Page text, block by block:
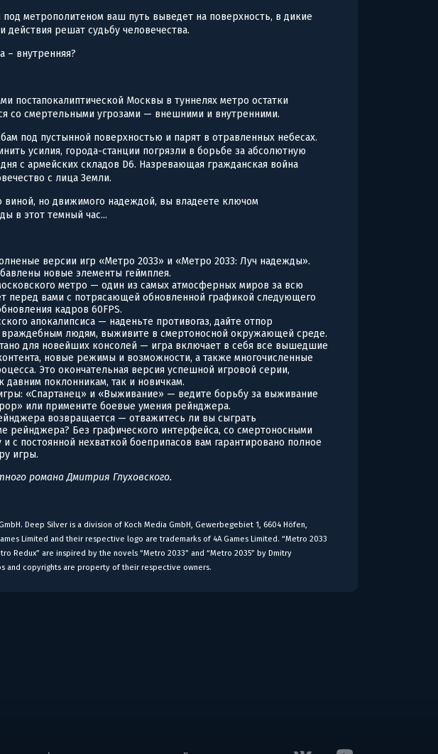
метрополитеном ваш путь выведет на поверхность, в дикие
решат судьбу человечества.
– внутренняя?
постапокалиптической Москвы в туннелях метро остатки
со смертельными угрозами — внешними и внутренними.
под пустынной поверхностью и парят в отравленных небесах.
усилия, города-станции погрязли в борьбе за абсолютную
с армейских складов D6. Назревающая гражданская война
с лица Земли.
виной, но движимого надеждой, вы владеете ключом
в этот темный час...
версии игр «Метро 2033» и «Метро 2033: Луч надежды».
новые элементы геймплея.
метро — один из самых атмосферных миров за всю
перед вами с потрясающей обновленной графикой следующего
кадров 60FPS.
апокалипсиса — наденьте противогаз, дайте отпор
людям, выживите в смертоносной окружающей среде.
для новейших консолей — игра включает в себя все вышедшие
новые режимы и возможности, а также многочисленные
Это окончательная версия успешной игровой серии,
давним поклонникам, так и новичкам.
«Спартанец» и «Выживание» — ведите борьбу за выживание
или примените боевые умения рейнджера.
возвращается — отважитесь ли вы сыграть
рейнджера? Без графического интерфейса, со смертоносными
и с постоянной нехваткой боеприпасов вам гарантировано полное
игры.
романа Дмитрия Глуховского.
Deep Silver is a division of Koch Media GmbH, Gewerbegebiet 1, 6604 Höfen,
Limited and their respective logo are trademarks of 4A Games Limited. “Metro 2033
Redux” are inspired by the novels “Metro 2033” and “Metro 2035” by Dmitry
and copyrights are property of their respective owners.